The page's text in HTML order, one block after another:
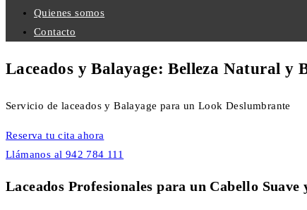
Quienes somos
Contacto
Laceados y Balayage: Belleza Natural y
Servicio de laceados y Balayage para un Look Deslumbrante
Reserva tu cita ahora
Llámanos al 942 784 111
Laceados Profesionales para un Cabello Suave